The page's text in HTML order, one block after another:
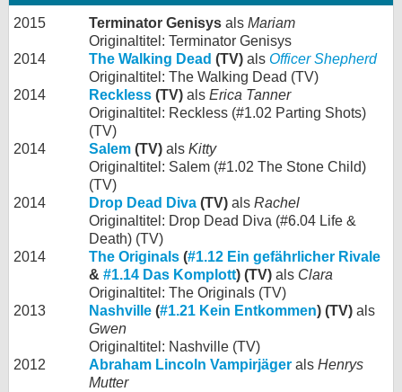
2015 Terminator Genisys als Mariam
Originaltitel: Terminator Genisys
2014
The Walking Dead (TV) als Officer Shepherd
Originaltitel: The Walking Dead (TV)
2014
Reckless (TV) als Erica Tanner
Originaltitel: Reckless (#1.02 Parting Shots)
(TV)
2014
Salem (TV) als Kitty
Originaltitel: Salem (#1.02 The Stone Child)
(TV)
2014
Drop Dead Diva (TV) als Rachel
Originaltitel: Drop Dead Diva (#6.04 Life &
Death) (TV)
2014
The Originals (#1.12 Ein gefährlicher Rivale
& #1.14 Das Komplott) (TV) als Clara
Originaltitel: The Originals (TV)
2013
Nashville (#1.21 Kein Entkommen) (TV) als
Gwen
Originaltitel: Nashville (TV)
2012
Abraham Lincoln Vampirjäger als Henrys
Mutter